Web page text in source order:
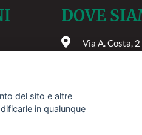
DOVE
Via A. Costa,
del sito e altre
in qualunque